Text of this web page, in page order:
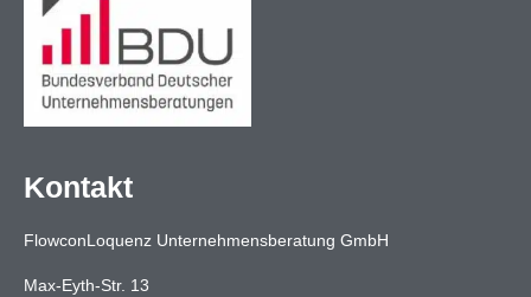
Kontakt
FlowconLoquenz Unternehmensberatung GmbH
Max-Eyth-Str. 13